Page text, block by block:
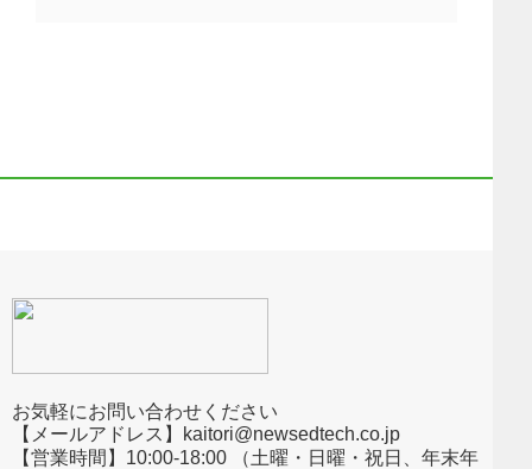
お気軽にお問い合わせください
【メールアドレス】kaitori@newsedtech.co.jp
【営業時間】10:00-18:00 （土曜・日曜・祝日、年末年